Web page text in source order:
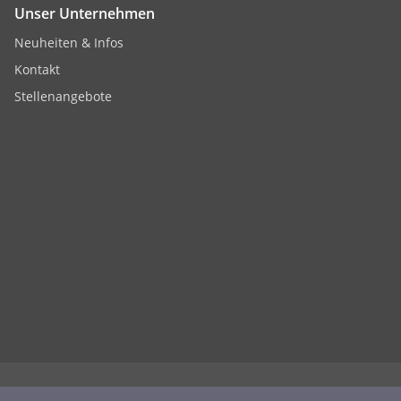
Unser Unternehmen
Neuheiten & Infos
Kontakt
Stellenangebote